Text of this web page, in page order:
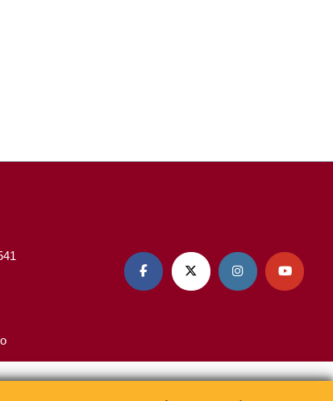
   